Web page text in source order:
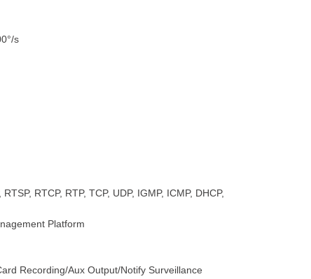
s
RTCP, RTP, TCP, UDP, IGMP, ICMP, DHCP,
Platform
Recording/Aux Output/Notify Surveillance